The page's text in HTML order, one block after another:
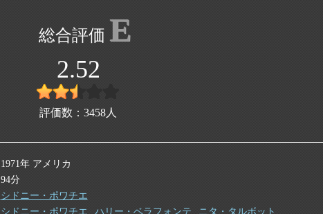
E
2.52
評価数： 3458 人
1971年 アメリカ
94分
シドニー・ポワチエ
シドニー・ポワチエ ハリー・ベラフォンテ ニタ・タルボット